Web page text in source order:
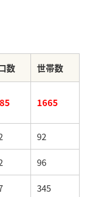
数 世帯数
1665
92
96
345